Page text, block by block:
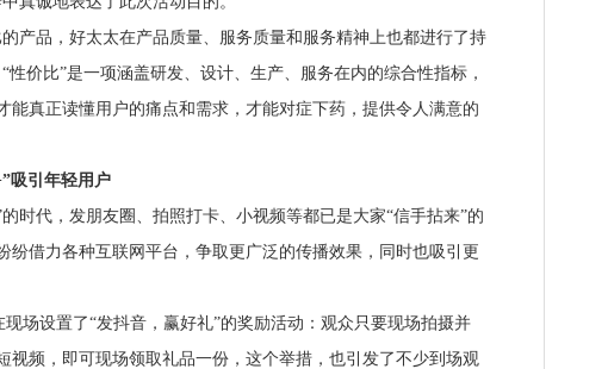
品，好太太在产品质量、服务质量和服务精神上也都进行了持
性价比”是一项涵盖研发、设计、生产、服务在内的综合性指标，
能真正读懂用户的痛点和需求，才能对症下药，提供令人满意的
引年轻用户
代，发朋友圈、拍照打卡、小视频等都已是大家“信手拈来”的
纷借力各种互联网平台，争取更广泛的传播效果，同时也吸引更
场设置了“发抖音，赢好礼”的奖励活动：观众只要现场拍摄并
视频，即可现场领取礼品一份，这个举措，也引发了不少到场观